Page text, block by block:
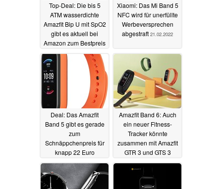
Top-Deal: Die bis 5
ATM wasserdichte
Amazfit Bip U mit SpO2
gibt es aktuell bei
Amazon zum Bestpreis
13.04.2022
Xiaomi: Das Mi Band 5
NFC wird für unerfüllte
Werbeversprechen
abgestraft 21.02.2022
Deal: Das Amazfit
Band 5 gibt es gerade
zum
Schnäppchenpreis für
knapp 22 Euro
07.01.2022
Amazfit Band 6: Auch
ein neuer Fitness-
Tracker könnte
zusammen mit Amazfit
GTR 3 und GTS 3
kommen30.09.2021